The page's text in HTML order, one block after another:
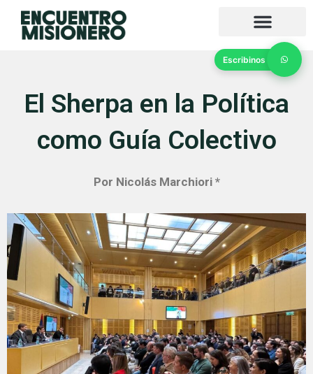
El Sherpa en la Política
como Guía Colectivo
Por Nicolás Marchiori *
Escribinos